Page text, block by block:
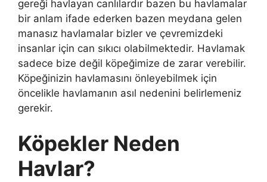
gereği havlayan canlılardır bazen bu havlamalar
bir anlam ifade ederken bazen meydana gelen
manasız havlamalar bizler ve çevremizdeki
insanlar için can sıkıcı olabilmektedir. Havlamak
sadece bize değil köpeğimize de zarar verebilir.
Köpeğinizin havlamasını önleyebilmek için
öncelikle havlamanın asıl nedenini belirlemeniz
gerekir.
Köpekler Neden
Havlar?